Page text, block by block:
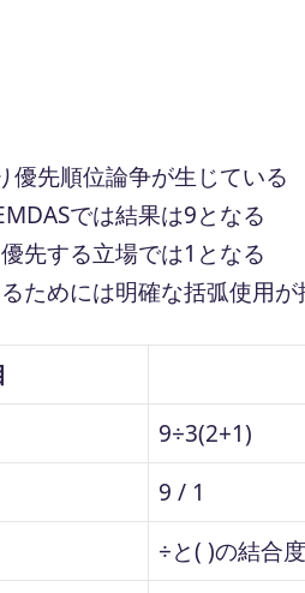
優先順位論争が生じている
では結果は9となる
先する立場では1となる
ためには明確な括弧使用が
9÷3(2+1)
9 / 1
÷と( )の結合